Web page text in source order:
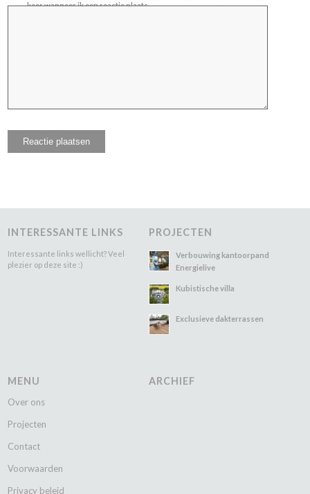
keer wanneer ik een reactie plaats.
INTERESSANTE LINKS
Interessante links wellicht? Veel
plezier op deze site :)
PROJECTEN
Verbouwing kantoorpand
Energielive
Kubistische villa
Exclusieve dakterrassen
MENU
Over ons
Projecten
Contact
Voorwaarden
Privacy beleid
ARCHIEF